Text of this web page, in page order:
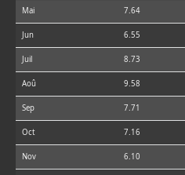
Mai 7.64
Jun 6.55
Juil 8.73
Aoû 9.58
Sep 7.71
Oct 7.16
Nov 6.10